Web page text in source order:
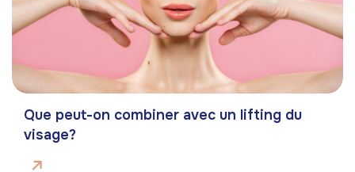
Que peut-on combiner avec un lifting du
visage?